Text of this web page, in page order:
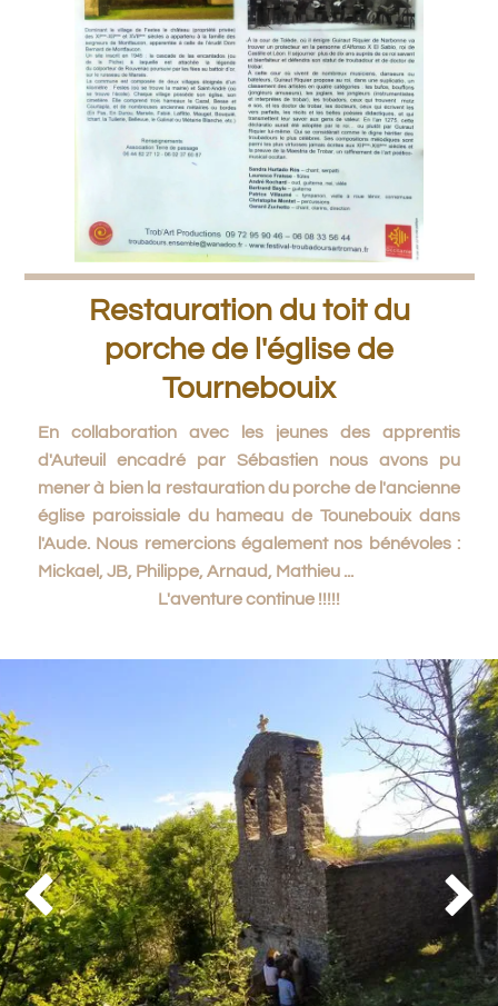
Restauration du toit du
porche de l'église de
Tournebouix
En collaboration avec les jeunes des apprentis
d'Auteuil encadré par Sébastien nous avons pu
mener à bien la restauration du porche de l'ancienne
église paroissiale du hameau de Tounebouix dans
l'Aude. Nous remercions également nos bénévoles :
Mickael, JB, Philippe, Arnaud, Mathieu ...
L'aventure continue !!!!!
 